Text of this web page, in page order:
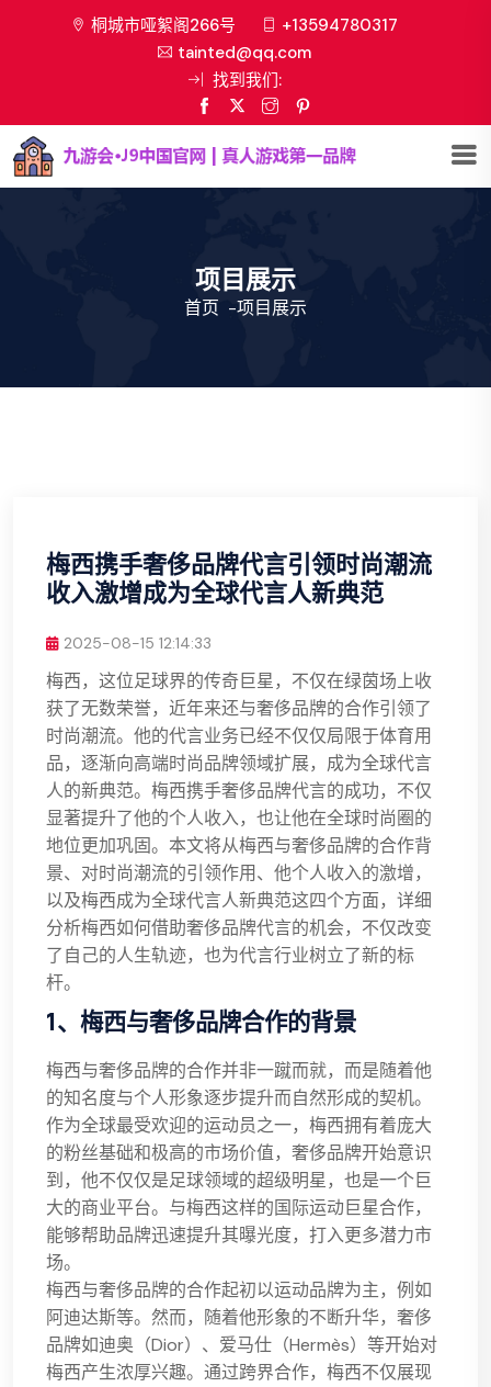
桐城市哑絮阁266号
+13594780317
tainted@qq.com
找到我们:
项目展示
首页 -项目展示
梅西携手奢侈品牌代言引领时尚潮流
收入激增成为全球代言人新典范
2025-08-15 12:14:33
梅西，这位足球界的传奇巨星，不仅在绿茵场上收
获了无数荣誉，近年来还与奢侈品牌的合作引领了
时尚潮流。他的代言业务已经不仅仅局限于体育用
品，逐渐向高端时尚品牌领域扩展，成为全球代言
人的新典范。梅西携手奢侈品牌代言的成功，不仅
显著提升了他的个人收入，也让他在全球时尚圈的
地位更加巩固。本文将从梅西与奢侈品牌的合作背
景、对时尚潮流的引领作用、他个人收入的激增，
以及梅西成为全球代言人新典范这四个方面，详细
分析梅西如何借助奢侈品牌代言的机会，不仅改变
了自己的人生轨迹，也为代言行业树立了新的标
杆。
1、梅西与奢侈品牌合作的背景
梅西与奢侈品牌的合作并非一蹴而就，而是随着他
的知名度与个人形象逐步提升而自然形成的契机。
作为全球最受欢迎的运动员之一，梅西拥有着庞大
的粉丝基础和极高的市场价值，奢侈品牌开始意识
到，他不仅仅是足球领域的超级明星，也是一个巨
大的商业平台。与梅西这样的国际运动巨星合作，
能够帮助品牌迅速提升其曝光度，打入更多潜力市
场。
梅西与奢侈品牌的合作起初以运动品牌为主，例如
阿迪达斯等。然而，随着他形象的不断升华，奢侈
品牌如迪奥（Dior）、爱马仕（Hermès）等开始对
梅西产生浓厚兴趣。通过跨界合作，梅西不仅展现